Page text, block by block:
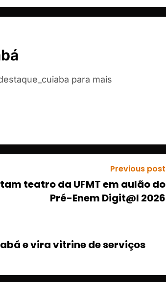
para mais
Previous post
teatro da UFMT em aulão do
Pré-Enem Digit@l 2026
e vira vitrine de serviços